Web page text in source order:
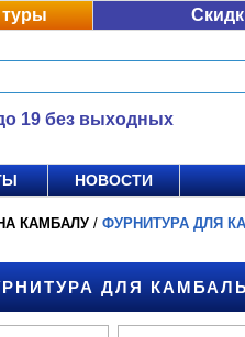
19 без выходных
НОВОСТИ
КАМБАЛУ / ФУРНИТУРА ДЛЯ
ДЛЯ